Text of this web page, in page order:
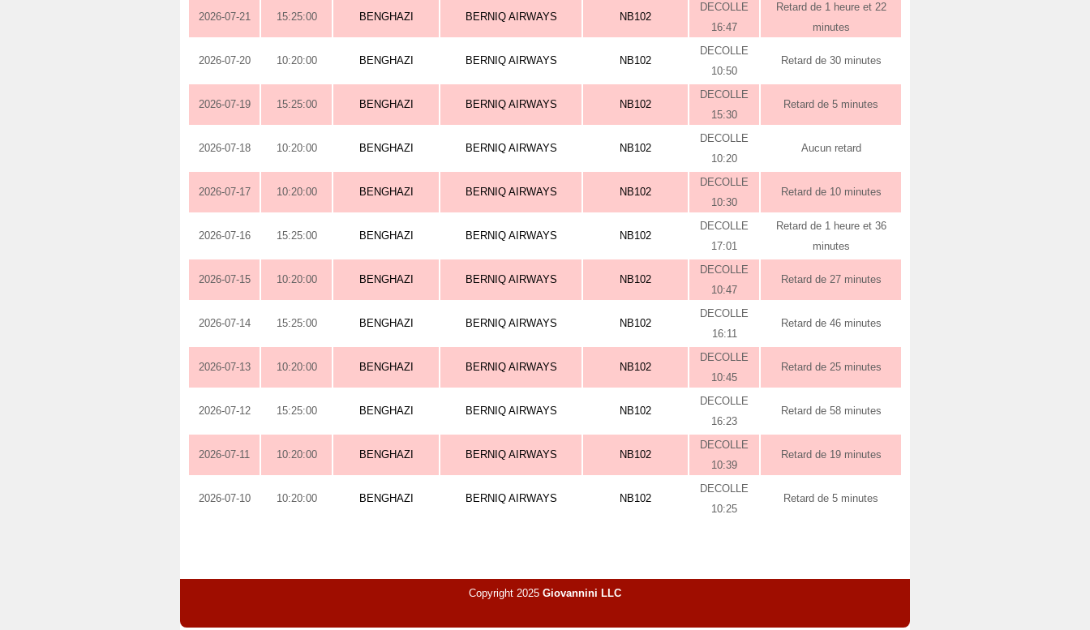
2026-07-21 15:25:00 BENGHAZI BERNIQ AIRWAYS NB102
DECOLLE
16:47
Retard de 1 heure et 22
minutes
2026-07-20 10:20:00 BENGHAZI BERNIQ AIRWAYS NB102
DECOLLE
10:50
Retard de 30 minutes
2026-07-19 15:25:00 BENGHAZI BERNIQ AIRWAYS NB102
DECOLLE
15:30
Retard de 5 minutes
2026-07-18 10:20:00 BENGHAZI BERNIQ AIRWAYS NB102
DECOLLE
10:20
Aucun retard
2026-07-17 10:20:00 BENGHAZI BERNIQ AIRWAYS NB102
DECOLLE
10:30
Retard de 10 minutes
2026-07-16 15:25:00 BENGHAZI BERNIQ AIRWAYS NB102
DECOLLE
17:01
Retard de 1 heure et 36
minutes
2026-07-15 10:20:00 BENGHAZI BERNIQ AIRWAYS NB102
DECOLLE
10:47
Retard de 27 minutes
2026-07-14 15:25:00 BENGHAZI BERNIQ AIRWAYS NB102
DECOLLE
16:11
Retard de 46 minutes
2026-07-13 10:20:00 BENGHAZI BERNIQ AIRWAYS NB102
DECOLLE
10:45
Retard de 25 minutes
2026-07-12 15:25:00 BENGHAZI BERNIQ AIRWAYS NB102
DECOLLE
16:23
Retard de 58 minutes
2026-07-11 10:20:00 BENGHAZI BERNIQ AIRWAYS NB102
DECOLLE
10:39
Retard de 19 minutes
2026-07-10 10:20:00 BENGHAZI BERNIQ AIRWAYS NB102
DECOLLE
10:25
Retard de 5 minutes
Copyright 2025 Giovannini LLC